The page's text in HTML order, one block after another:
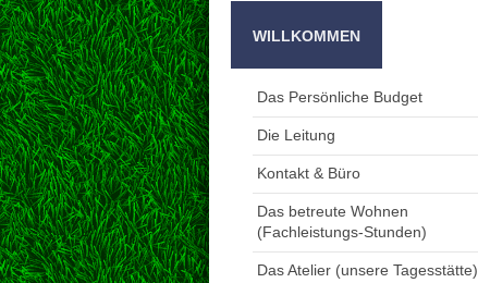
WILLKOMMEN
Das Persönliche Budget
Die Leitung
Kontakt & Büro
Das betreute Wohnen
(Fachleistungs-Stunden)
Das Atelier (unsere Tagesstätte)